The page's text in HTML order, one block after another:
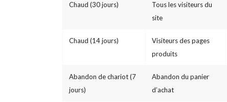
Chaud (30 jours)
Tous les visiteurs du
site
Chaud (14 jours)
Visiteurs des pages
produits
Abandon de chariot (7
jours)
Abandon du panier
d’achat